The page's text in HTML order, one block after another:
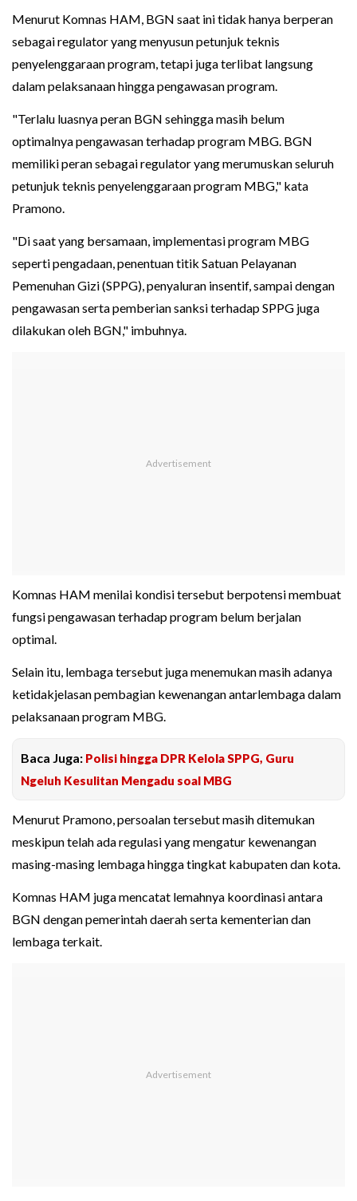
Menurut Komnas HAM, BGN saat ini tidak hanya berperan
sebagai regulator yang menyusun petunjuk teknis
penyelenggaraan program, tetapi juga terlibat langsung
dalam pelaksanaan hingga pengawasan program.
"Terlalu luasnya peran BGN sehingga masih belum
optimalnya pengawasan terhadap program MBG. BGN
memiliki peran sebagai regulator yang merumuskan seluruh
petunjuk teknis penyelenggaraan program MBG," kata
Pramono.
"Di saat yang bersamaan, implementasi program MBG
seperti pengadaan, penentuan titik Satuan Pelayanan
Pemenuhan Gizi (SPPG), penyaluran insentif, sampai dengan
pengawasan serta pemberian sanksi terhadap SPPG juga
dilakukan oleh BGN," imbuhnya.
Komnas HAM menilai kondisi tersebut berpotensi membuat
fungsi pengawasan terhadap program belum berjalan
optimal.
Selain itu, lembaga tersebut juga menemukan masih adanya
ketidakjelasan pembagian kewenangan antarlembaga dalam
pelaksanaan program MBG.
Baca Juga: Polisi hingga DPR Kelola SPPG, Guru
Ngeluh Kesulitan Mengadu soal MBG
Menurut Pramono, persoalan tersebut masih ditemukan
meskipun telah ada regulasi yang mengatur kewenangan
masing-masing lembaga hingga tingkat kabupaten dan kota.
Komnas HAM juga mencatat lemahnya koordinasi antara
BGN dengan pemerintah daerah serta kementerian dan
lembaga terkait.